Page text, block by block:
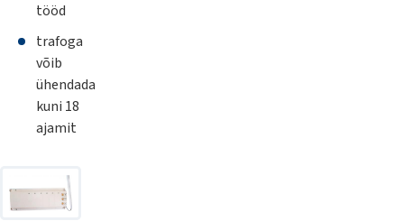
tööd
trafoga
võib
ühendada
kuni 18
ajamit